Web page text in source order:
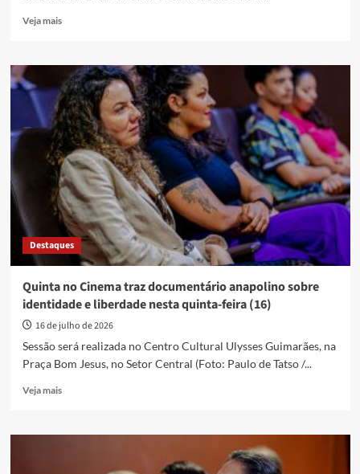
Veja maisRead
Quinta
no
Cinema
celebra
aniversário
de
Anápolis
com
exibição
do
curta
“O
Burrinho
Jatobá”
quinta-
feira
(30)
Destaques
Quinta no Cinema traz documentário anapolino sobre
identidade e liberdade nesta quinta-feira (16)
16 de julho de 2026
Sessão será realizada no Centro Cultural Ulysses Guimarães, na
Praça Bom Jesus, no Setor Central (Foto: Paulo de Tatso /...
Veja maisRead
Quinta